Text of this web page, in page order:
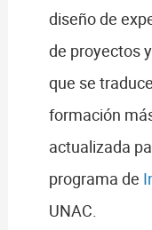
diseño de
de proyectos
que se
formación
actualizada
programa de
UNAC.